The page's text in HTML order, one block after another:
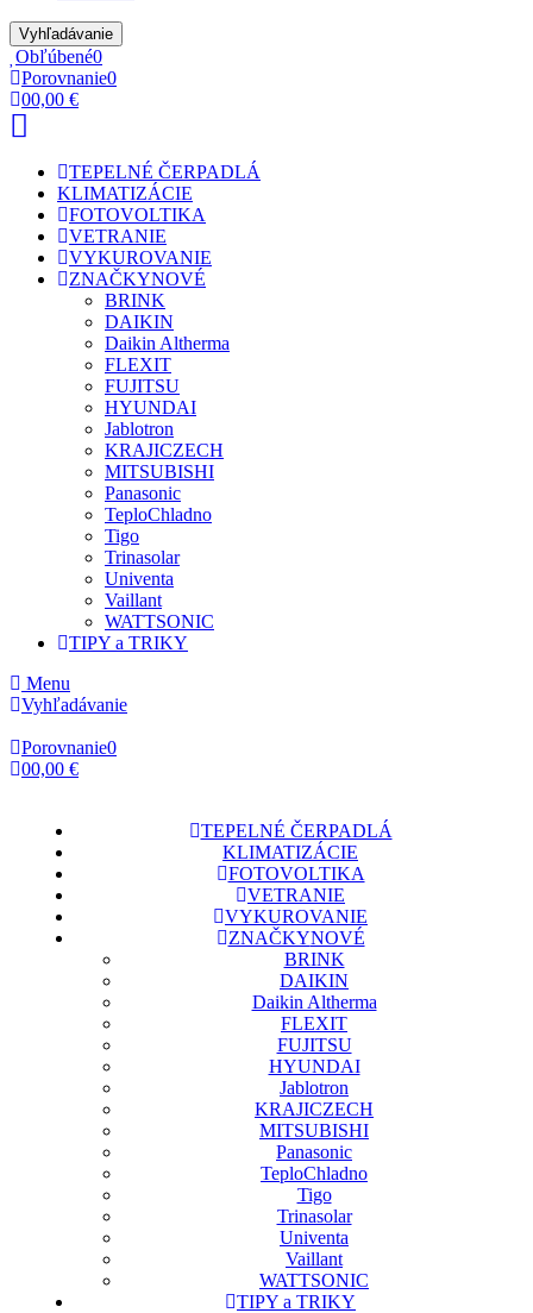
Vyhľadávanie
Obľúbené0
Porovnanie0
00,00 €
TEPELNÉ ČERPADLÁ
KLIMATIZÁCIE
FOTOVOLTIKA
VETRANIE
VYKUROVANIE
ZNAČKYNOVÉ
BRINK
DAIKIN
Daikin Altherma
FLEXIT
FUJITSU
HYUNDAI
Jablotron
KRAJICZECH
MITSUBISHI
Panasonic
TeploChladno
Tigo
Trinasolar
Univenta
Vaillant
WATTSONIC
TIPY a TRIKY
Menu
Vyhľadávanie
Porovnanie0
00,00 €
TEPELNÉ ČERPADLÁ
KLIMATIZÁCIE
FOTOVOLTIKA
VETRANIE
VYKUROVANIE
ZNAČKYNOVÉ
BRINK
DAIKIN
Daikin Altherma
FLEXIT
FUJITSU
HYUNDAI
Jablotron
KRAJICZECH
MITSUBISHI
Panasonic
TeploChladno
Tigo
Trinasolar
Univenta
Vaillant
WATTSONIC
TIPY a TRIKY